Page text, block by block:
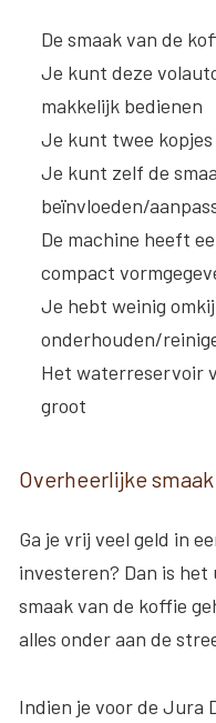
De smaak van de
Je kunt deze
makkelijk bedienen
Je kunt twee
Je kunt zelf de
beïnvloeden/
De machine heeft
compact
Je hebt weinig
onderhouden/
Het waterreservoir
groot
Overheerlijke
Ga je vrij veel geld in
investeren? Dan is
smaak van de koffie
alles onder aan de
Indien je voor de Jura